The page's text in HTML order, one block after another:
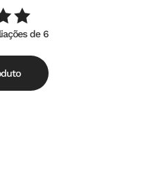
de 6